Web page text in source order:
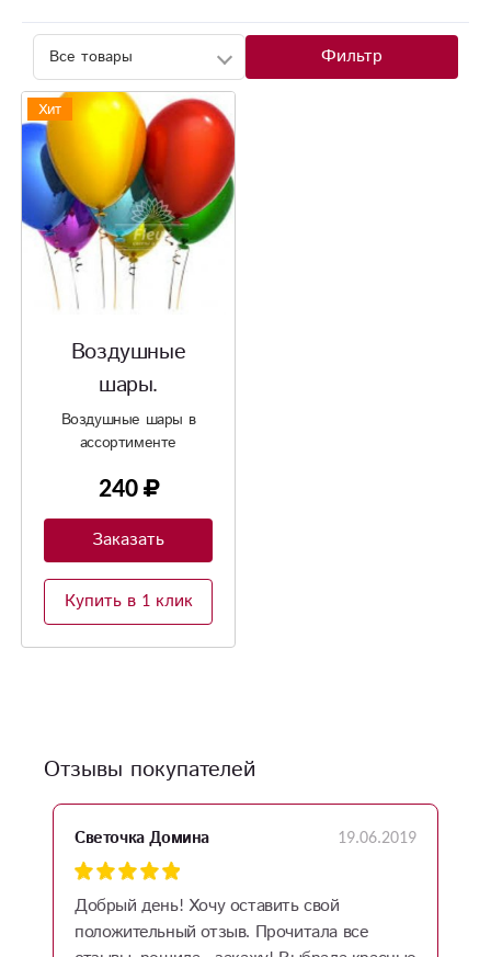
Фильтр
Хит
Воздушные
шары.
Воздушные шары в
ассортименте
240
Заказать
Купить в 1 клик
Отзывы покупателей
Светочка Домина 19.06.2019
Добрый день! Хочу оставить свой
положительный отзыв. Прочитала все